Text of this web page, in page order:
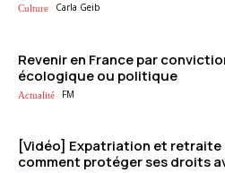
Culture Carla Geib
Revenir en France par
écologique ou politique
Actualité FM
[Vidéo] Expatriation et retraite
comment protéger ses droits